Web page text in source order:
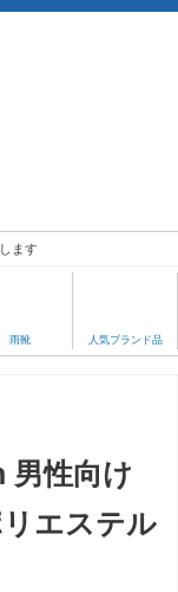
ます
雨靴 人気ブランド品
男性向け
エステル